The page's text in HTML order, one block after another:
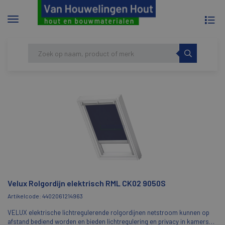
Menu
Velux Rolgordijn elektrisch RML CK02 9050S
Artikelcode: 4402061214963
VELUX elektrische lichtregulerende rolgordijnen netstroom kunnen op
afstand bediend worden en bieden lichtregulering en privacy in kamers